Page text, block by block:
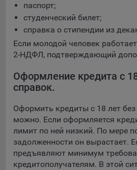
паспорт;
студенческий билет;
справка о стипендии из
Если молодой человек
2-НДФЛ, подтверждающий
Оформление кредита с
справок.
Оформить кредиты с 18 лет
можно. Если оформляется
лимит по ней низкий. По мере
задолженности он вырастает.
предъявляют минимум
кредитополучателям. В этой